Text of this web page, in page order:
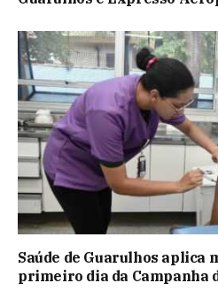
Saúde de Guarulhos aplica
primeiro dia da Campanha